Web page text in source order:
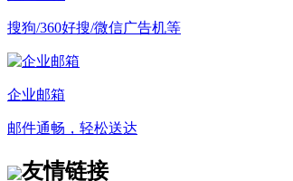
搜狗/360好搜/微信广告机等
企业邮箱
邮件通畅，轻松送达
友情链接